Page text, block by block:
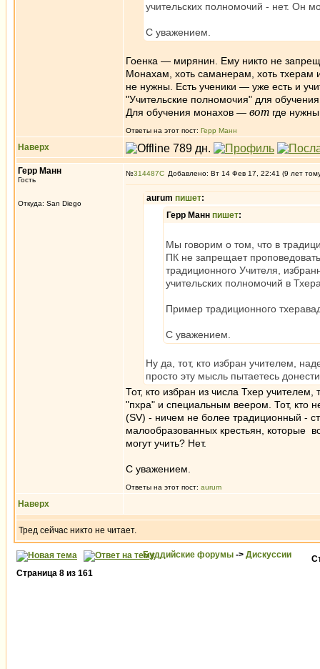
учительских полномочий - нет. Он
С уважением.
Гоенка — мирянин. Ему никто не
Монахам, хоть саманерам, хоть тхерам
не нужны. Есть ученики — уже есть и
"Учительские полномочия" для
Для обучения монахов — вот где
Ответы на этот пост: Герр Манн
Наверх
Герр Манн
Гость
Откуда: San Diego
№314487 Добавлено: Вт 14 Фев 17, 22:41 (9 лет
aurum пишет:
Герр Манн пишет:
Мы говорим о том, что в
ПК не запрещает
традиционного Учителя,
учительских полномочий в
Пример традиционного
С уважением.
Ну да, тот, кто избран учителем,
просто эту мысль пытаетесь
Тот, кто избран из числа Тхер
"пхра" и специальным веером. Тот, кто
(SV) - ничем не более традиционный -
малообразованных крестьян, которые
могут учить? Нет.
С уважением.
Ответы на этот пост: aurum
Наверх
Тред сейчас никто не читает.
Буддийские форумы -> Дискуссии
Страница 8 из 161